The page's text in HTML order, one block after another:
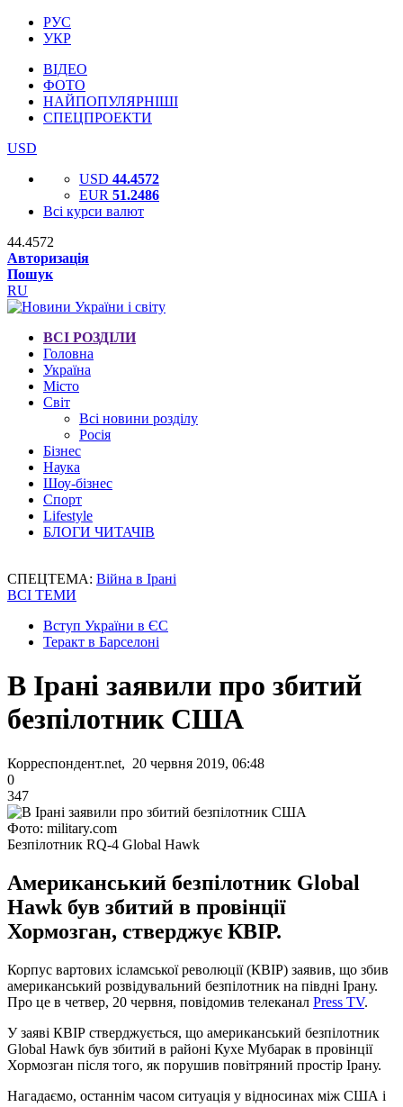
РУС
УКР
ВІДЕО
ФОТО
НАЙПОПУЛЯРНІШІ
СПЕЦПРОЕКТИ
USD
USD 44.4572
EUR 51.2486
Всі курси валют
44.4572
Авторизація
Пошук
RU
ВСІ РОЗДІЛИ
Головна
Україна
Місто
Світ
Всі новини розділу
Росія
Бізнес
Наука
Шоу-бізнес
Спорт
Lifestyle
БЛОГИ ЧИТАЧІВ
СПЕЦТЕМА: Війна в Ірані
ВСІ ТЕМИ
Вступ України в ЄС
Теракт в Барселоні
В Ірані заявили про збитий
безпілотник США
Корреспондент.net, 20 червня 2019, 06:48
0
347
Фото: military.com
Безпілотник RQ-4 Global Hawk
Американський безпілотник Global
Hawk був збитий в провінції
Хормозган, стверджує КВІР.
Корпус вартових ісламської революції (КВІР) заявив, що збив
американський розвідувальний безпілотник на півдні Ірану.
Про це в четвер, 20 червня, повідомив телеканал Press TV.
У заяві КВІР стверджується, що американський безпілотник
Global Hawk був збитий в районі Кухе Мубарак в провінції
Хормозган після того, як порушив повітряний простір Ірану.
Нагадаємо, останнім часом ситуація у відносинах між США і